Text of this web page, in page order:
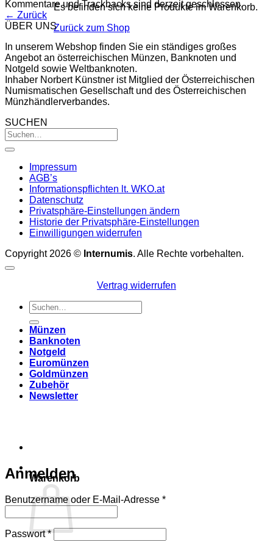
Es befinden sich keine Produkte im Warenkorb.
Zurück zum Shop
Warenkorb
Kommentare und Trackbacks sind derzeit geschlossen.
← Zurück
ÜBER UNS
In unserem Webshop finden Sie ein ständiges großes
Angebot an österreichischen Münzen, Banknoten und
Notgeld sowie Weltbanknoten.
Inhaber Norbert Künstner ist Mitglied der Österreichischen
Numismatischen Gesellschaft und des Österreichischen
Münzhändlerverbandes.
SUCHEN
Impressum
AGB’s
Informationspflichten lt. WKO.at
Datenschutz
Privatsphäre-Einstellungen ändern
Historie der Privatsphäre-Einstellungen
Einwilligungen widerrufen
Copyright 2026 © Internumis. Alle Rechte vorbehalten.
Vertrag widerrufen
Suchen
nach:
Münzen
Banknoten
Notgeld
Euromünzen
Goldmünzen
Zubehör
Newsletter
Anmelden
Benutzername oder E-Mail-Adresse *Erforderlich
Passwort*Erforderlich